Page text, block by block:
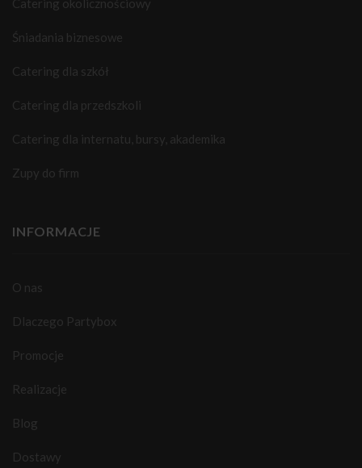
Catering okolicznościowy
Śniadania biznesowe
Catering dla szkół
Catering dla przedszkoli
Catering dla internatu, bursy, akademika
Zupy do firm
INFORMACJE
O nas
Dlaczego Partybox
Promocje
Realizacje
Blog
Dostawy